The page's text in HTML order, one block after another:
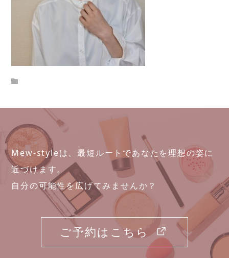
Mew-styleは、最短ルートであなたを理想の姿に
近づけます。
自分の可能性を広げてみませんか？
ご予約はこちら